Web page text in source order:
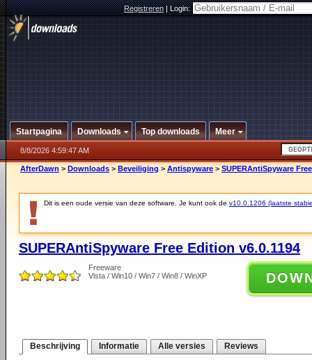
Registreren|Login:
Startpagina Downloads Top downloads Meer
8/8/2026 4:59:47 AM
AfterDawn > Downloads > Beveiliging > Antispyware > SUPERAntiSpyware
Dit is een oude versie van deze software. Je kunt ook de v10.0.1206 (laatste
SUPERAntiSpyware Free Edition v6.0.1194
Freeware
Vista / Win10 / Win7 / Win8 / WinXP
Beschrijving Informatie Alle versies Reviews